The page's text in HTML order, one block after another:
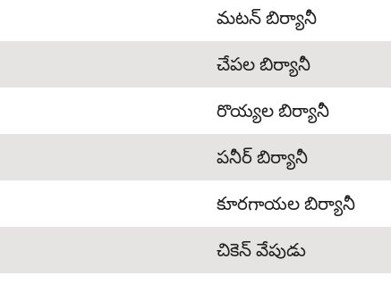
మటన్ బిర్యానీ
చేపల బిర్యానీ
రొయ్యల బిర్యానీ
పనీర్ బిర్యానీ
కూరగాయల బిర్యానీ
చికెన్ వేపుడు